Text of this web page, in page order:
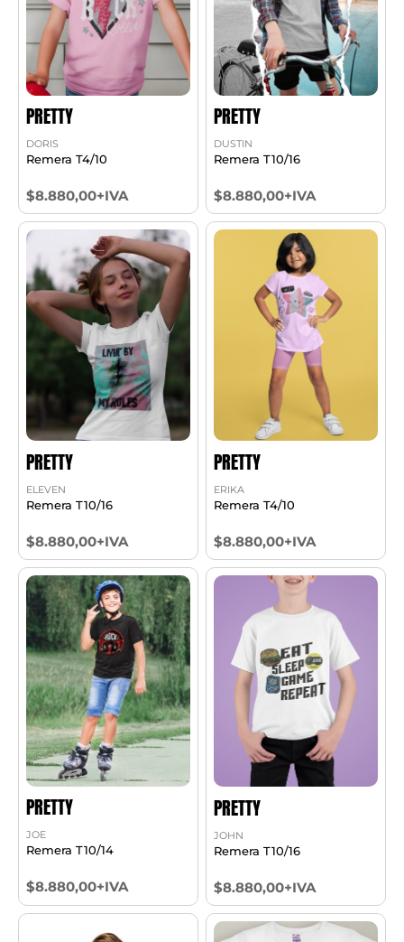
PRETTY
DORIS
Remera T4/10
$8.880,00+IVA
PRETTY
DUSTIN
Remera T10/16
$8.880,00+IVA
PRETTY
ELEVEN
Remera T10/16
$8.880,00+IVA
PRETTY
ERIKA
Remera T4/10
$8.880,00+IVA
PRETTY
JOE
Remera T10/14
$8.880,00+IVA
PRETTY
JOHN
Remera T10/16
$8.880,00+IVA